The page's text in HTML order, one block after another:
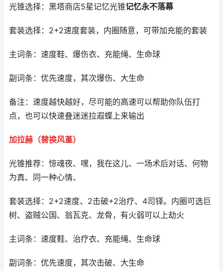
光锥选择：黑塔商店5星记忆光锥记忆永不落幕
套装选择：2+2速度套装，内圈随意，可带加充能的套装
主词条：速度鞋、爆伤衣、充能绳、生命球
副词条：优先速度，其次爆伤、大生命
备注：速度越快越好，尽可能的高速可以帮助你队伍打
点，也可以快速叠迷迷拉遐蝶上来输出
加拉赫（替换风堇）
光锥推荐：惊魂夜、嘿，我在这儿、一场术后对话、何物
为真、同一种心情、
套装选择：2+2速度、2击破+2治疗、4司铎。内圈可选巨
树、盗贼公国、翁瓦克、龙骨，有火弱可以上劫火
主词条：速度鞋、治疗衣、充能绳、生命球
副词条：优先速度，其次击破、大生命